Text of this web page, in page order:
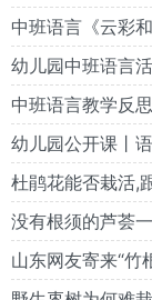
中班语言《云彩和
幼儿园中班语言
中班语言教学反
幼儿园公开课丨
杜鹃花能否栽活,
没有根须的芦荟
山东网友寄来“竹